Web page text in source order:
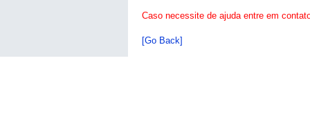
Caso necessite de ajuda entre em
[Go Back]